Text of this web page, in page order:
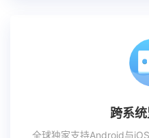
跨系
全球独家支持Android与